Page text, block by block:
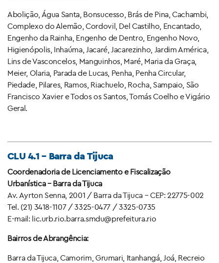
Abolição, Água Santa, Bonsucesso, Brás de Pina, Cachambi,
Complexo do Alemão, Cordovil, Del Castilho, Encantado,
Engenho da Rainha, Engenho de Dentro, Engenho Novo,
Higienópolis, Inhaúma, Jacaré, Jacarezinho, Jardim América,
Lins de Vasconcelos, Manguinhos, Maré, Maria da Graça,
Meier, Olaria, Parada de Lucas, Penha, Penha Circular,
Piedade, Pilares, Ramos, Riachuelo, Rocha, Sampaio, São
Francisco Xavier e Todos os Santos, Tomás Coelho e Vigário
Geral.
CLU 4.1 – Barra da Tijuca
Coordenadoria de Licenciamento e Fiscalização
Urbanística – Barra da Tijuca
Av. Ayrton Senna, 2001 / Barra da Tijuca – CEP: 22775-002
Tel. (21) 3418-1107 / 3325-0477 / 3325-0735
E-mail: lic.urb.rio.barra.smdu@prefeitura.rio
Bairros de Abrangência:
Barra da Tijuca, Camorim, Grumari, Itanhangá, Joá, Recreio